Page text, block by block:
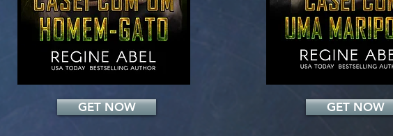
GET NOW GET NOW